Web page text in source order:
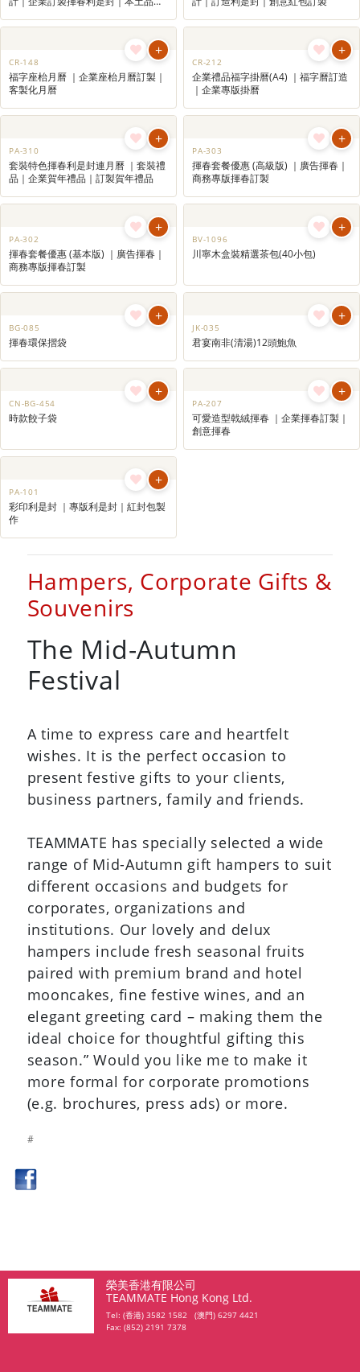
豐盛滋味 聖誕套裝禮盒 ｜聖誕禮物套
裝禮盒 | 公司聖誕禮品| 公司自訂禮
套裝特色揮春利是封連迷你月曆 ｜套
裝賀年禮品｜
+
CB-068
企業禮品套裝 | 迷你保溫杯、環保餐
具配即食麥片
+
CB-068
企業禮品套裝 | 迷你保溫杯、環保餐
具配即食麥片
+
CB-067
企業禮品套裝 |不鏽鋼保溫杯配餡餅
+
CB-067
企業禮品套裝 |不鏽鋼保溫杯配餡餅
+
PA-306
套裝特色揮春利是封 ｜套裝利是封設
計｜企業訂製揮春利是封｜本土品牌
香港特色利是封
+
PA-305
套裝品牌設計特色利是封 ｜利是封設
+
CR-148
福字座枱月曆 ｜企業座枱月曆訂製｜
客製化月曆
+
CR-212
企業禮品福字掛曆(A4) ｜福字曆訂造
｜企業專版掛曆
PA-310
品｜企業賀年禮品｜訂製賀年禮品
+
PA-303
揮春套餐優惠 (高級版) ｜廣告揮春｜
商務專版揮春訂製
+
PA-302
揮春套餐優惠 (基本版) ｜廣告揮春｜
商務專版揮春訂製
+
BG-085
揮春環保摺袋
JK-035
君宴南非(清湯)12頭鮑魚
+
創意揮春
+
PA-101
彩印利是封 ｜專版利是封｜紅封包製
Hampers, Corporate Gifts &
Souvenirs
The Mid-Autumn
Festival
A time to express care and heartfelt
wishes. It is the perfect occasion to
present festive gifts to your clients,
range of Mid-Autumn gift hampers to suit
different occasions and budgets for
corporates, organizations and